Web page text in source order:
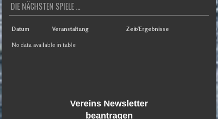
DIE NÄCHSTEN SPIELE ...
Datum Veranstaltung Zeit/Ergebnisse
No data available in table
Vereins Newsletter
beantragen